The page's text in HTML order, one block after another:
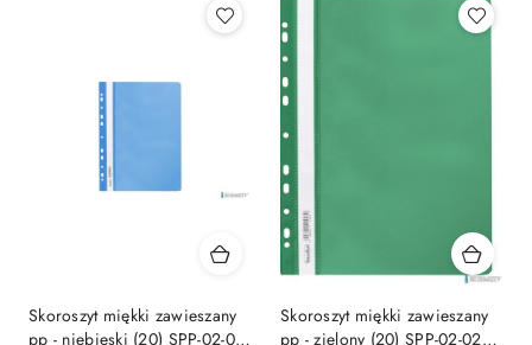
Skoroszyt miękki zawieszany
pp - niebieski (20) SPP-02-03
Skoroszyt miękki zawieszany
pp - zielony (20) SPP-02-02